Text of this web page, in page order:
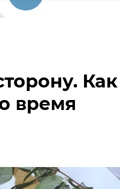
Как
время